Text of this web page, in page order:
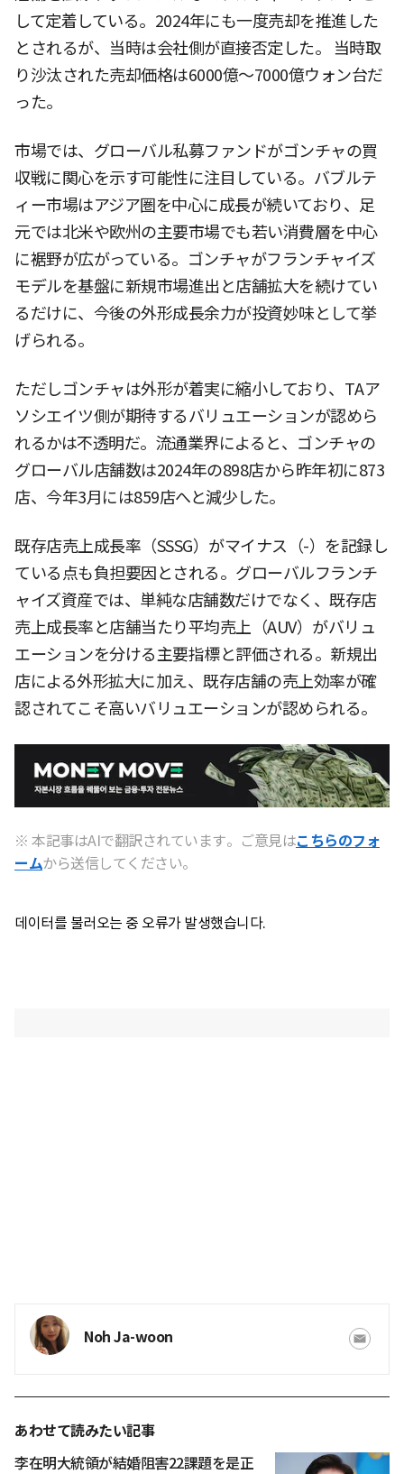
して定着している。2024年にも一度売却を推進した
とされるが、当時は会社側が直接否定した。 当時取
り沙汰された売却価格は6000億〜7000億ウォン台だ
った。
市場では、グローバル私募ファンドがゴンチャの買
収戦に関心を示す可能性に注目している。バブルテ
ィー市場はアジア圏を中心に成長が続いており、足
元では北米や欧州の主要市場でも若い消費層を中心
に裾野が広がっている。ゴンチャがフランチャイズ
モデルを基盤に新規市場進出と店舗拡大を続けてい
るだけに、今後の外形成長余力が投資妙味として挙
げられる。
ただしゴンチャは外形が着実に縮小しており、TAア
ソシエイツ側が期待するバリュエーションが認めら
れるかは不透明だ。流通業界によると、ゴンチャの
グローバル店舗数は2024年の898店から昨年初に873
店、今年3月には859店へと減少した。
既存店売上成長率（SSSG）がマイナス（-）を記録し
ている点も負担要因とされる。グローバルフランチ
ャイズ資産では、単純な店舗数だけでなく、既存店
売上成長率と店舗当たり平均売上（AUV）がバリュ
エーションを分ける主要指標と評価される。新規出
店による外形拡大に加え、既存店舗の売上効率が確
認されてこそ高いバリュエーションが認められる。
※ 本記事はAIで翻訳されています。ご意見はこちらのフォ
ームから送信してください。
데이터를 불러오는 중 오류가 발생했습니다.
Noh Ja-woon
あわせて読みたい記事
李在明大統領が結婚阻害22課題を是正